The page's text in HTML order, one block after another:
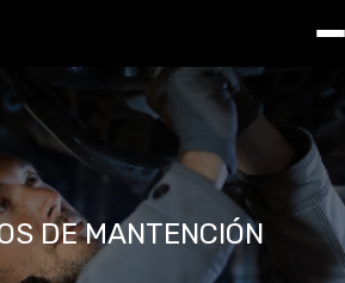
mantención -
DE MANTENCIÓN